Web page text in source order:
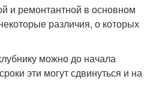
и ремонтантной в основном
различия, о которых
можно до начала
эти могут сдвинуться и на